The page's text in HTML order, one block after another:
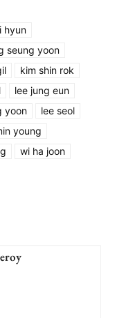
hyun
seung yoon
kim shin rok
lee jung eun
yoon
lee seol
young
wi ha joon